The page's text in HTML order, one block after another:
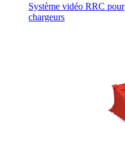
Système vidéo RRC pour
chargeurs